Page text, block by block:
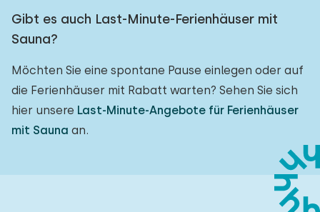
Gibt es auch Last-Minute-Ferienhäuser mit
Sauna?
Möchten Sie eine spontane Pause einlegen oder auf
die Ferienhäuser mit Rabatt warten? Sehen Sie sich
hier unsere Last-Minute-Angebote für Ferienhäuser
mit Sauna an.